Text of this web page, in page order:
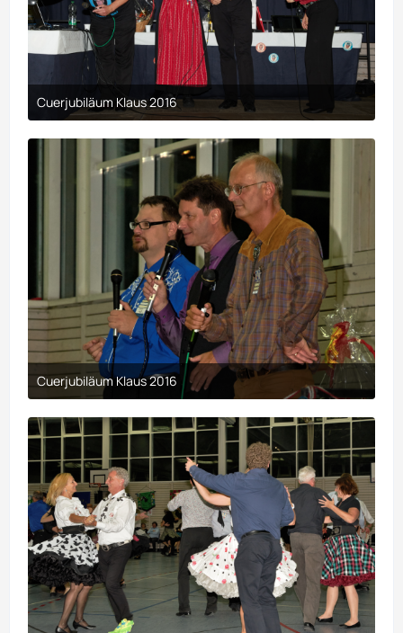
Cuerjubiläum Klaus 2016
9. April 2017 um 00:29
Cuerjubiläum Klaus 2016
9. April 2017 um 00:29